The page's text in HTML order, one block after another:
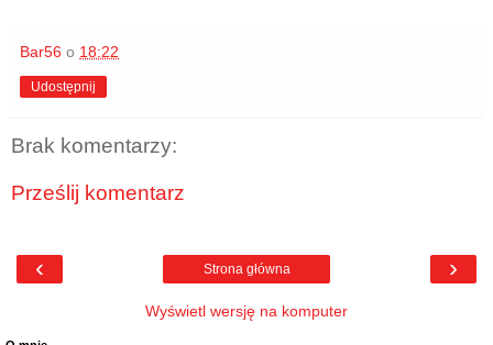
Bar56 o 18:22
Udostępnij
Brak komentarzy:
Prześlij komentarz
‹ ›
Strona główna
Wyświetl wersję na komputer